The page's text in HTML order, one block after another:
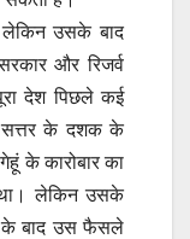
लेकिन उसके बाद
और रिजर्व
देश पिछले कई
सत्तर के दशक के
के कारोबार का
था। लेकिन उसके
के बाद उस फैसले